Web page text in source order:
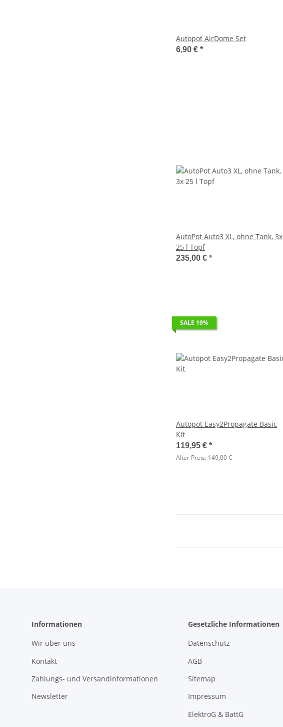
Autopot AirDome Set
6,90 € *
AutoPot Auto3 XL, ohne Tank, 3x
25 l Topf
235,00 € *
SALE 19%
Autopot Easy2Propagate Basic
Kit
119,95 € *
Alter Preis:149,00 €
Informationen
Wir über uns
Kontakt
Zahlungs- und Versandinformationen
Newsletter
Gesetzliche Informationen
Datenschutz
AGB
Sitemap
Impressum
ElektroG & BattG